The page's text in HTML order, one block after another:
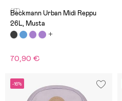
(17)
Beckmann Urban Midi Reppu
26L, Musta
70,90 €
-16%